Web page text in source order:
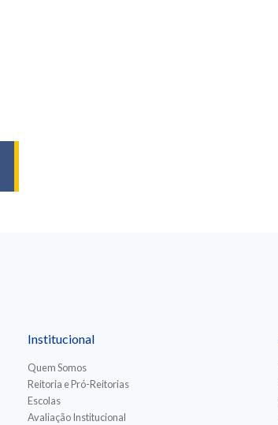
Institucional
Quem Somos
Reitoria e Pró-Reitorias
Escolas
Avaliação Institucional